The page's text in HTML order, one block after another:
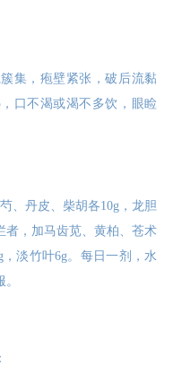
集，疱壁紧张，破后流黏
口不渴或渴不多饮，眼睑
、丹皮、柴胡各10g，龙胆
者，加马齿苋、黄柏、苍术
淡竹叶6g。每日一剂，水